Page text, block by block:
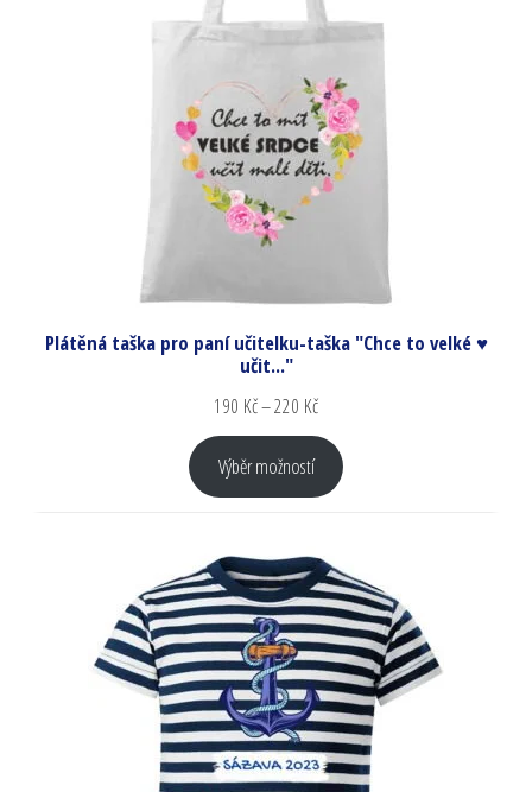
Plátěná taška pro paní učitelku-taška "Chce to velké ♥
učit..."
190 Kč–220 Kč
Výběr možností